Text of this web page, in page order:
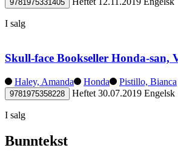
9781975331405
I salg
Skull-face Bookseller Honda-san,
Haley, Amanda Honda Pistillo, Bianca
9781975358228 Heftet 30.07.2019 Engelsk
I salg
Bunntekst